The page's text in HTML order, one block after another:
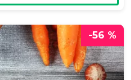
-56 %